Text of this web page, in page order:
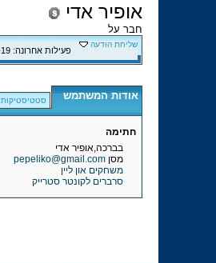
אופיר אדי
חבר על
שליחת הודעה
פעילות אחרונה:
אודות המשתמש סטטיסטיקות
חתימה
בברכה,אופיר אדי
מסן pepeliko@gmail.com
משחקים און ליין
סרברים לקונטר סטרייק